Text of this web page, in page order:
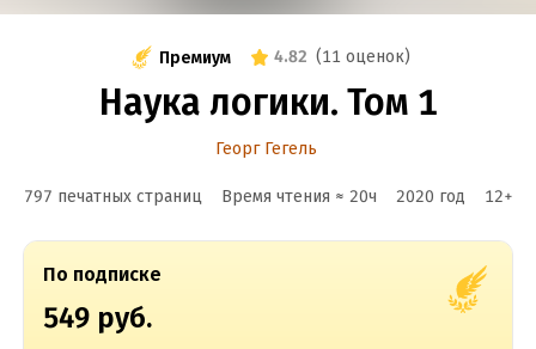
Премиум 4.82 (11 оценок)
Наука логики. Том 1
Георг Гегель
797 печатных страниц Время чтения ≈ 20ч 2020 год 12+
По подписке
549 руб.